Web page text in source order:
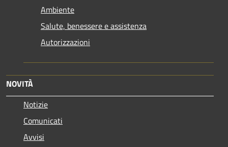
Ambiente
Salute, benessere e assistenza
Autorizzazioni
NOVITÀ
Notizie
Comunicati
Avvisi